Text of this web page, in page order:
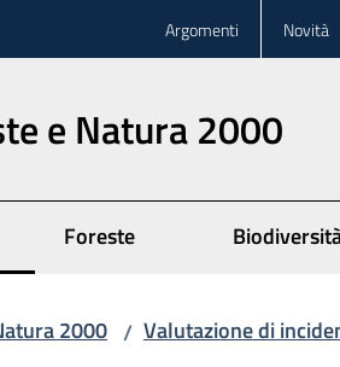
Argomenti Novità
e Natura 2000
Foreste
2000 / Valutazione di